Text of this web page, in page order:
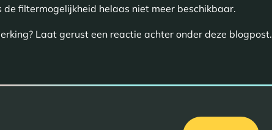
filtermogelijkheid helaas niet meer beschikbaar.
Laat gerust een reactie achter onder deze blogpost.